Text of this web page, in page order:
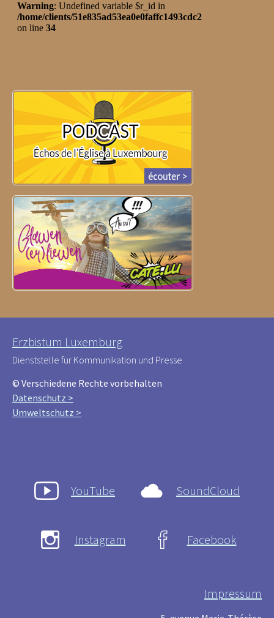
Erzbistum Luxemburg
Dienststelle für Kommunikation und Presse
© Verschiedene Rechte vorbehalten
Datenschutz >
Umweltschutz >
YouTube SoundCloud
Instagram Facebook
Impressum